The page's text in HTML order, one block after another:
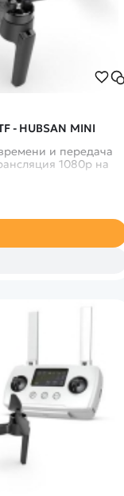
- HUBSAN MINI
и передача
1080p на